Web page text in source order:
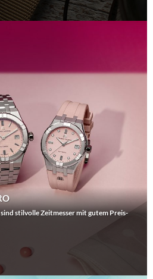
stilvolle Zeitmesser mit gutem Preis-